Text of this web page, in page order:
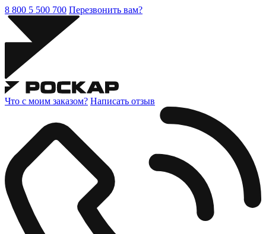
8 800 5 500 700 Перезвонить вам?
Что с моим заказом? Написать отзыв